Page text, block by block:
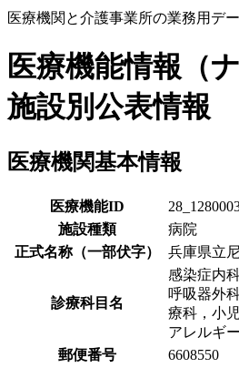
医療機関と介護事業所の業務用デ
医療機能情報（ナ
施設別公表情報
医療機関基本情報
医療機能ID
施設種類
病院
正式名称（一部伏字）
兵庫県立
診療科目名
感染症内
呼吸器外
療科，小
アレルギ
郵便番号
6608550